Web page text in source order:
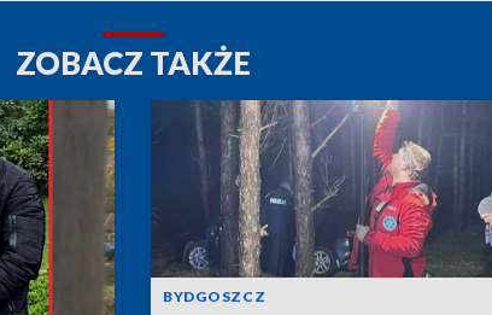
ZOBACZ TAKŻE
BYDGOSZCZ